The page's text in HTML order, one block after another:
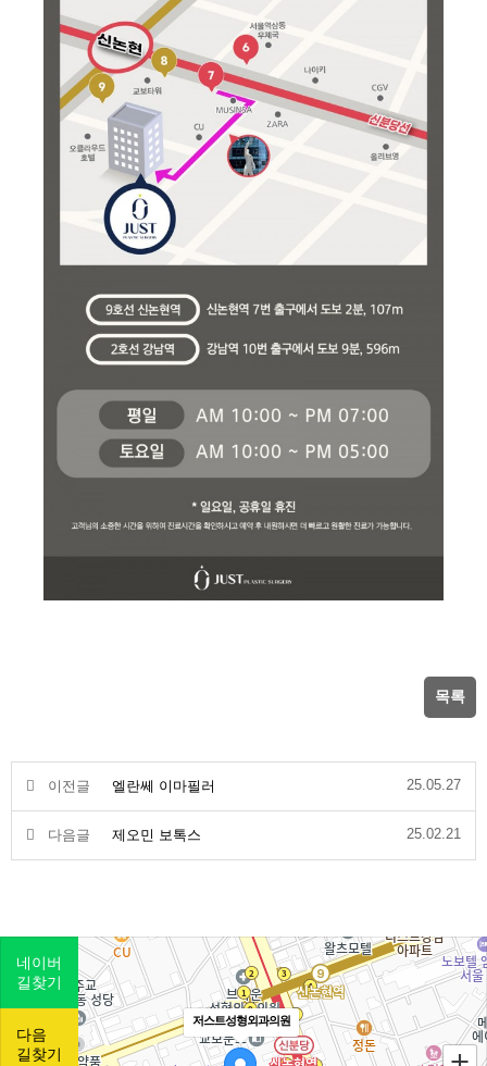
목록
이전글 엘란쎄 이마필러 25.05.27
다음글 제오민 보톡스 25.02.21
네이버
길찾기
다음
길찾기
저스트성형외과의원